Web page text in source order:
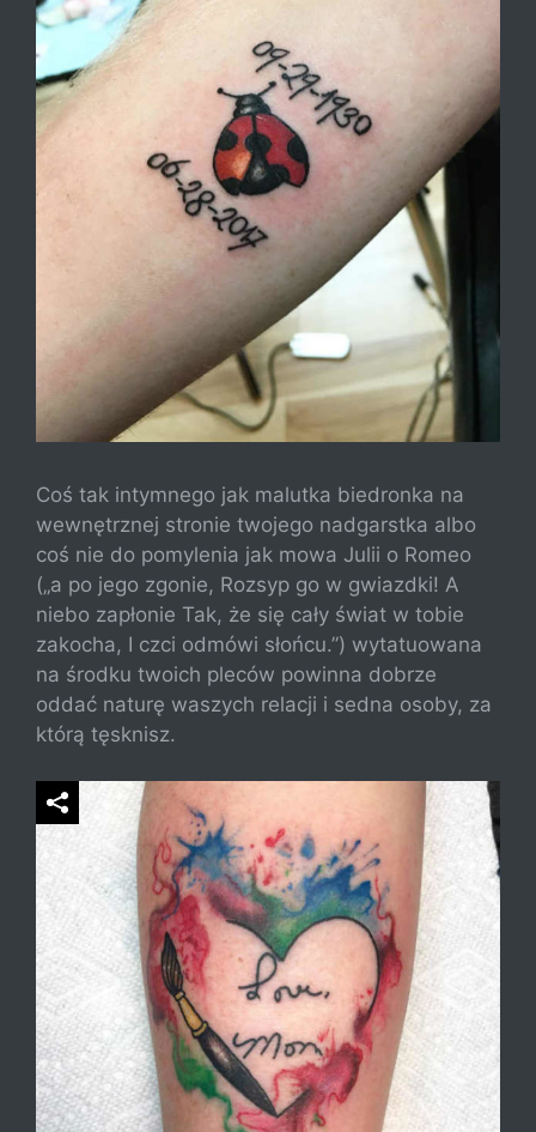
Coś tak intymnego jak malutka biedronka na
wewnętrznej stronie twojego nadgarstka albo
coś nie do pomylenia jak mowa Julii o Romeo
(„a po jego zgonie, Rozsyp go w gwiazdki! A
niebo zapłonie Tak, że się cały świat w tobie
zakocha, I czci odmówi słońcu.”) wytatuowana
na środku twoich pleców powinna dobrze
oddać naturę waszych relacji i sedna osoby, za
którą tęsknisz.